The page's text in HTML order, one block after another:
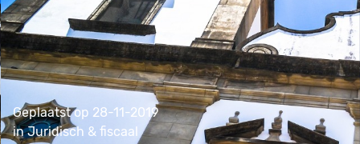
Geplaatst op 28-11-2019
in Juridisch & fiscaal